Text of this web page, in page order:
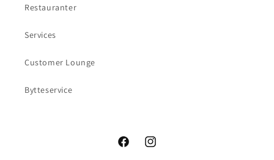
Restauranter
Services
Customer Lounge
Bytteservice
FacebookInstagram